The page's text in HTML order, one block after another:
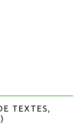
TEXTES,